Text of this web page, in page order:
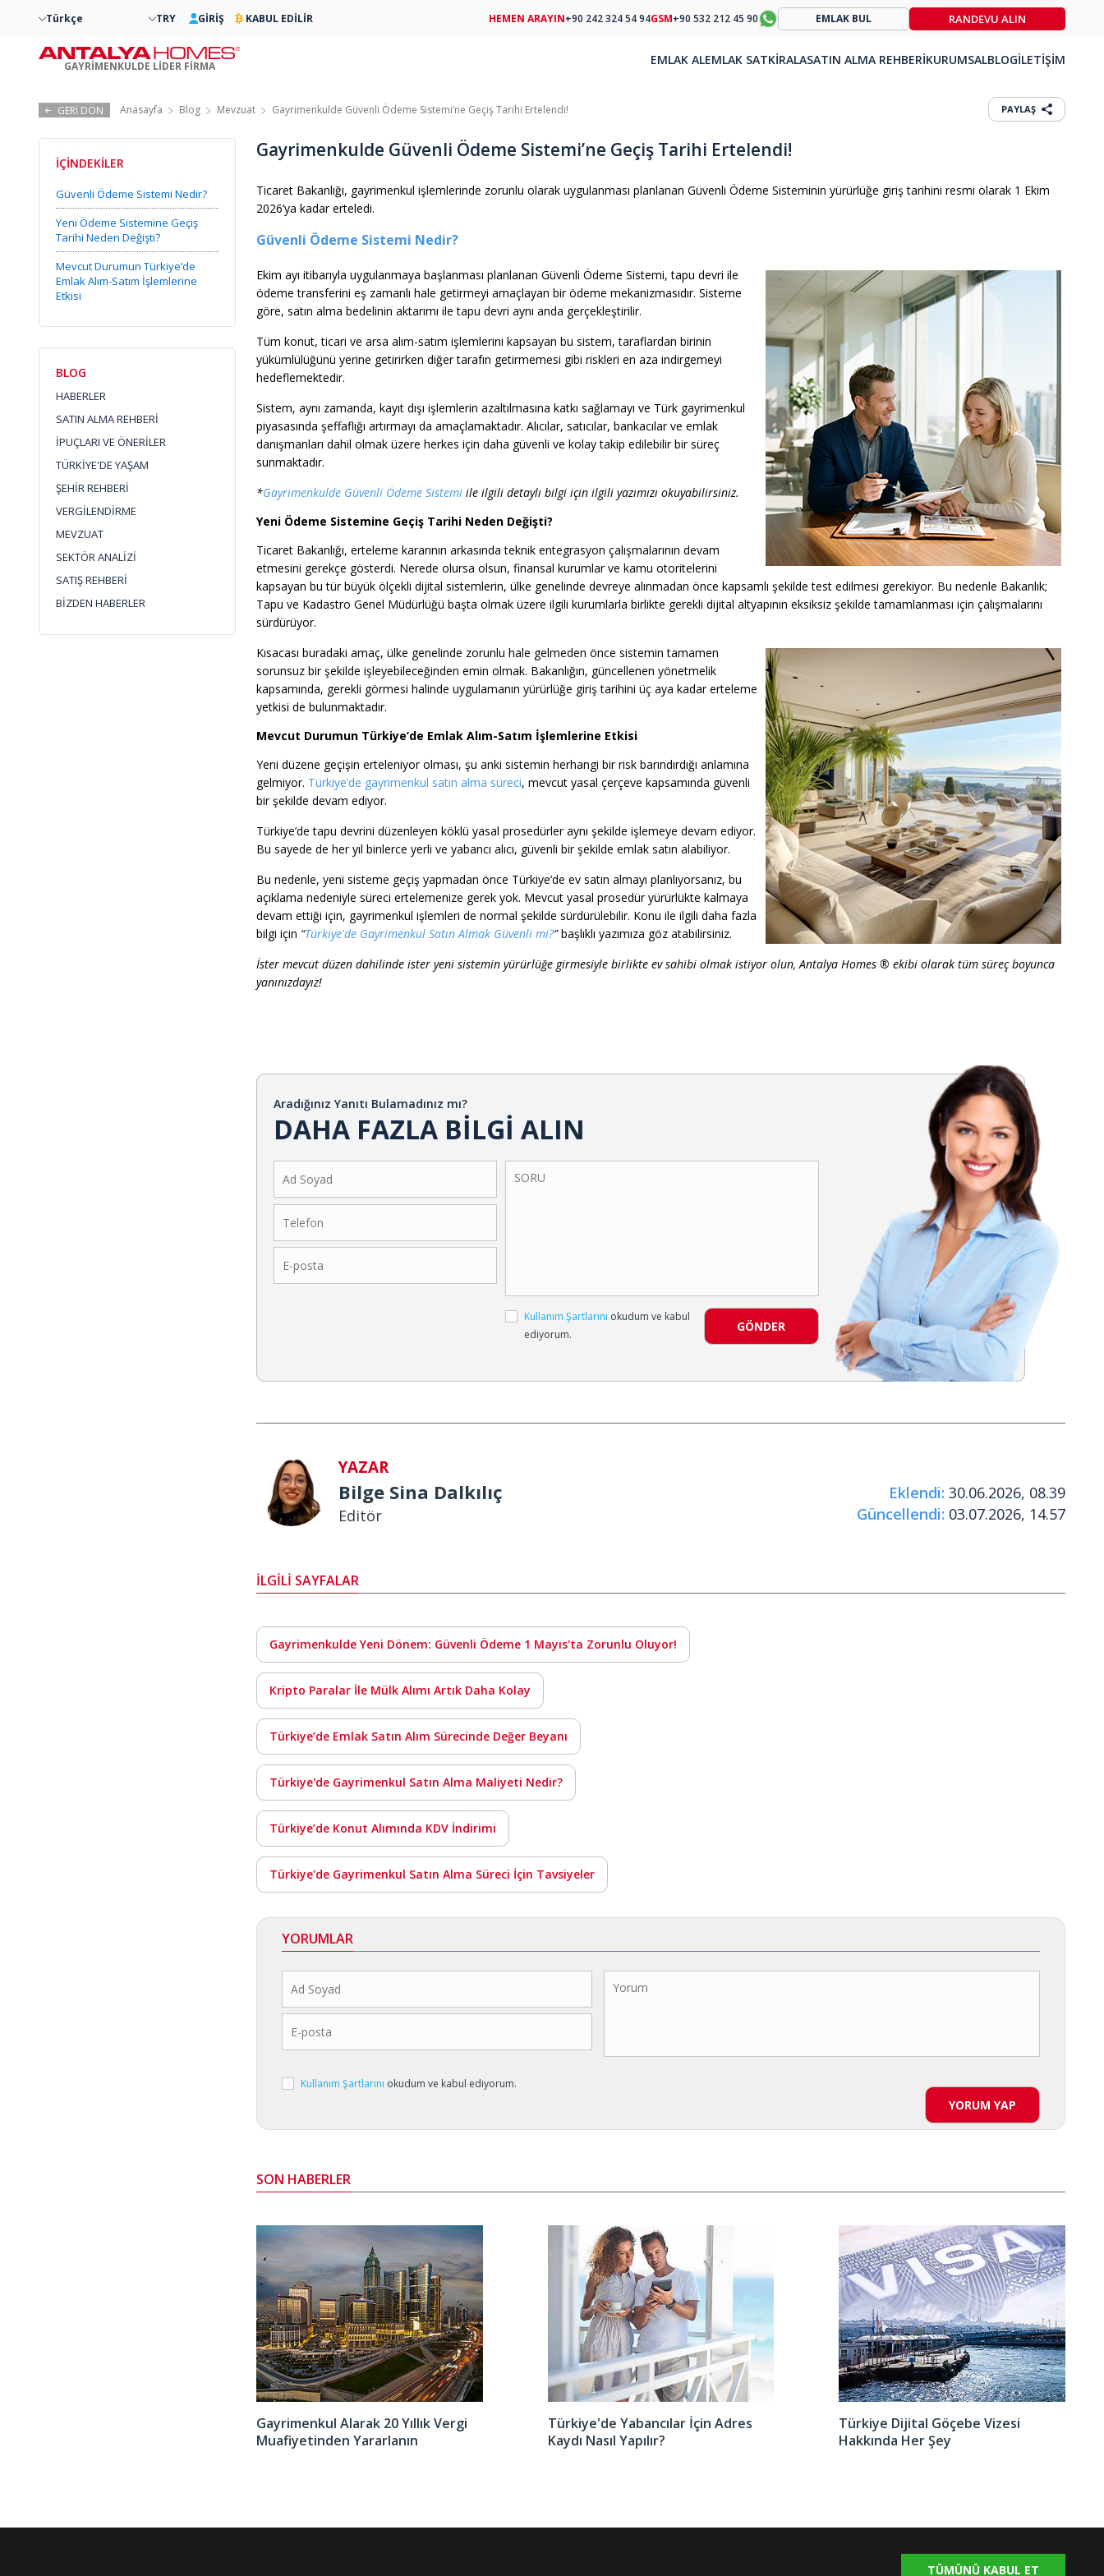
GERİ DÖN Anasayfa Blog Mevzuat Gayrimenkulde Güvenli Ödeme Sistemi’ne Geçiş Tarihi Ertelendi! PAYLAŞ
İÇİNDEKİLER
Güvenli Ödeme Sistemi Nedir?
Yeni Ödeme Sistemine Geçiş
Tarihi Neden Değişti?
Mevcut Durumun Türkiye’de
Emlak Alım-Satım İşlemlerine
Etkisi
BLOG
HABERLER
SATIN ALMA REHBERİ
İPUÇLARI VE ÖNERİLER
TÜRKİYE'DE YAŞAM
ŞEHİR REHBERİ
VERGİLENDİRME
MEVZUAT
SEKTÖR ANALİZİ
SATIŞ REHBERİ
BİZDEN HABERLER
Gayrimenkulde Güvenli Ödeme Sistemi’ne Geçiş Tarihi Ertelendi!
Ticaret Bakanlığı, gayrimenkul işlemlerinde zorunlu olarak uygulanması planlanan Güvenli Ödeme Sisteminin yürürlüğe giriş tarihini resmi olarak 1 Ekim
2026’ya kadar erteledi.
Güvenli Ödeme Sistemi Nedir?
Ekim ayı itibarıyla uygulanmaya başlanması planlanan Güvenli Ödeme Sistemi, tapu devri ile
ödeme transferini eş zamanlı hale getirmeyi amaçlayan bir ödeme mekanizmasıdır. Sisteme
göre, satın alma bedelinin aktarımı ile tapu devri aynı anda gerçekleştirilir.
Tüm konut, ticari ve arsa alım-satım işlemlerini kapsayan bu sistem, taraflardan birinin
yükümlülüğünü yerine getirirken diğer tarafın getirmemesi gibi riskleri en aza indirgemeyi
hedeflemektedir.
Sistem, aynı zamanda, kayıt dışı işlemlerin azaltılmasına katkı sağlamayı ve Türk gayrimenkul
piyasasında şeffaflığı artırmayı da amaçlamaktadır. Alıcılar, satıcılar, bankacılar ve emlak
danışmanları dahil olmak üzere herkes için daha güvenli ve kolay takip edilebilir bir süreç
sunmaktadır.
*Gayrimenkulde Güvenli Ödeme Sistemi ile ilgili detaylı bilgi için ilgili yazımızı okuyabilirsiniz.
Yeni Ödeme Sistemine Geçiş Tarihi Neden Değişti?
Ticaret Bakanlığı, erteleme kararının arkasında teknik entegrasyon çalışmalarının devam
etmesini gerekçe gösterdi. Nerede olursa olsun, finansal kurumlar ve kamu otoritelerini
kapsayan bu tür büyük ölçekli dijital sistemlerin, ülke genelinde devreye alınmadan önce kapsamlı şekilde test edilmesi gerekiyor. Bu nedenle Bakanlık;
Tapu ve Kadastro Genel Müdürlüğü başta olmak üzere ilgili kurumlarla birlikte gerekli dijital altyapının eksiksiz şekilde tamamlanması için çalışmalarını
sürdürüyor.
Kısacası buradaki amaç, ülke genelinde zorunlu hale gelmeden önce sistemin tamamen
sorunsuz bir şekilde işleyebileceğinden emin olmak. Bakanlığın, güncellenen yönetmelik
kapsamında, gerekli görmesi halinde uygulamanın yürürlüğe giriş tarihini üç aya kadar erteleme
yetkisi de bulunmaktadır.
Mevcut Durumun Türkiye’de Emlak Alım-Satım İşlemlerine Etkisi
Yeni düzene geçişin erteleniyor olması, şu anki sistemin herhangi bir risk barındırdığı anlamına
gelmiyor. Türkiye’de gayrimenkul satın alma süreci, mevcut yasal çerçeve kapsamında güvenli
bir şekilde devam ediyor.
Türkiye’de tapu devrini düzenleyen köklü yasal prosedürler aynı şekilde işlemeye devam ediyor.
Bu sayede de her yıl binlerce yerli ve yabancı alıcı, güvenli bir şekilde emlak satın alabiliyor.
Bu nedenle, yeni sisteme geçiş yapmadan önce Türkiye’de ev satın almayı planlıyorsanız, bu
açıklama nedeniyle süreci ertelemenize gerek yok. Mevcut yasal prosedür yürürlükte kalmaya
devam ettiği için, gayrimenkul işlemleri de normal şekilde sürdürülebilir. Konu ile ilgili daha fazla
bilgi için “Türkiye'de Gayrimenkul Satın Almak Güvenli mi?”başlıklı yazımıza göz atabilirsiniz.
İster mevcut düzen dahilinde ister yeni sistemin yürürlüğe girmesiyle birlikte ev sahibi olmak istiyor olun, Antalya Homes ® ekibi olarak tüm süreç boyunca
yanınızdayız!
Aradığınız Yanıtı Bulamadınız mı?
DAHA FAZLA BİLGİ ALIN
Kullanım Şartlarını okudum ve kabul
ediyorum.
GÖNDER
YAZAR
Bilge Sina Dalkılıç
Editör
Eklendi: 30.06.2026, 08.39
Güncellendi: 03.07.2026, 14.57
İLGİLİ SAYFALAR
Gayrimenkulde Yeni Dönem: Güvenli Ödeme 1 Mayıs'ta Zorunlu Oluyor!
Kripto Paralar İle Mülk Alımı Artık Daha Kolay
Türkiye’de Emlak Satın Alım Sürecinde Değer Beyanı
Türkiye'de Gayrimenkul Satın Alma Maliyeti Nedir?
Türkiye’de Konut Alımında KDV İndirimi
Türkiye'de Gayrimenkul Satın Alma Süreci İçin Tavsiyeler
YORUMLAR
Kullanım Şartlarını okudum ve kabul ediyorum.
YORUM YAP
SON HABERLER
Gayrimenkul Alarak 20 Yıllık Vergi
Muafiyetinden Yararlanın
Türkiye'de Yabancılar İçin Adres
Kaydı Nasıl Yapılır?
Türkiye Dijital Göçebe Vizesi Hakkında Her Şey
Türkiye Dijital Göçebe Vizesi
Hakkında Her Şey
Türkçe TRY GİRİŞ KABUL EDİLİR
GAYRİMENKULDE LİDER FİRMA
HEMEN ARAYIN+90 242 324 54 94GSM+90 532 212 45 90 EMLAK BUL RANDEVU ALIN
EMLAK ALEMLAK SATKİRALASATIN ALMA REHBERİKURUMSALBLOGİLETİŞİM
TÜMÜNÜ KABUL ET